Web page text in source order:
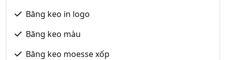
Băng keo in logo
Băng keo màu
Băng keo moesse xốp